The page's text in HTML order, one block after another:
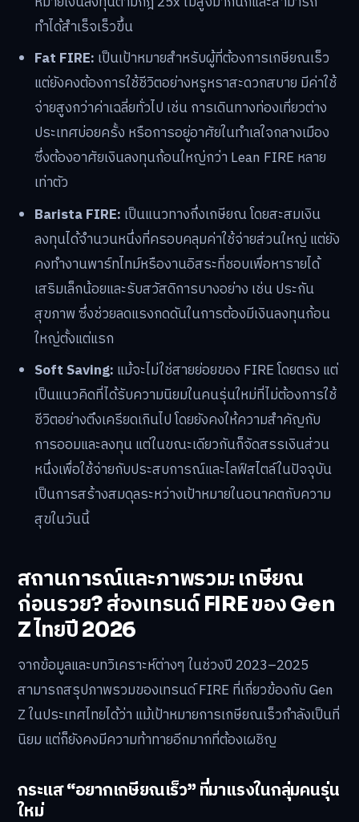
ทำได้สำเร็จเร็วขึ้น
Fat FIRE: เป็นเป้าหมายสำหรับผู้ที่ต้องการเกษียณเร็ว
แต่ยังคงต้องการใช้ชีวิตอย่างหรูหราสะดวกสบาย มีค่าใช้
จ่ายสูงกว่าค่าเฉลี่ยทั่วไป เช่น การเดินทางท่องเที่ยวต่าง
ประเทศบ่อยครั้ง หรือการอยู่อาศัยในทำเลใจกลางเมือง
ซึ่งต้องอาศัยเงินลงทุนก้อนใหญ่กว่า Lean FIRE หลาย
เท่าตัว
Barista FIRE: เป็นแนวทางกึ่งเกษียณ โดยสะสมเงิน
ลงทุนได้จำนวนหนึ่งที่ครอบคลุมค่าใช้จ่ายส่วนใหญ่ แต่ยัง
คงทำงานพาร์ทไทม์หรืองานอิสระที่ชอบเพื่อหารายได้
เสริมเล็กน้อยและรับสวัสดิการบางอย่าง เช่น ประกัน
สุขภาพ ซึ่งช่วยลดแรงกดดันในการต้องมีเงินลงทุนก้อน
ใหญ่ตั้งแต่แรก
Soft Saving: แม้จะไม่ใช่สายย่อยของ FIRE โดยตรง แต่
เป็นแนวคิดที่ได้รับความนิยมในคนรุ่นใหม่ที่ไม่ต้องการใช้
ชีวิตอย่างตึงเครียดเกินไป โดยยังคงให้ความสำคัญกับ
การออมและลงทุน แต่ในขณะเดียวกันก็จัดสรรเงินส่วน
หนึ่งเพื่อใช้จ่ายกับประสบการณ์และไลฟ์สไตล์ในปัจจุบัน
เป็นการสร้างสมดุลระหว่างเป้าหมายในอนาคตกับความ
สุขในวันนี้
สถานการณ์และภาพรวม: เกษียณ
ก่อนรวย? ส่องเทรนด์ FIRE ของ Gen
Z ไทยปี 2026
จากข้อมูลและบทวิเคราะห์ต่างๆ ในช่วงปี 2023–2025
สามารถสรุปภาพรวมของเทรนด์ FIRE ที่เกี่ยวข้องกับ Gen
Z ในประเทศไทยได้ว่า แม้เป้าหมายการเกษียณเร็วกำลังเป็นที่
นิยม แต่ก็ยังคงมีความท้าทายอีกมากที่ต้องเผชิญ
กระแส “อยากเกษียณเร็ว” ที่มาแรงในกลุ่มคนรุ่น
ใหม่